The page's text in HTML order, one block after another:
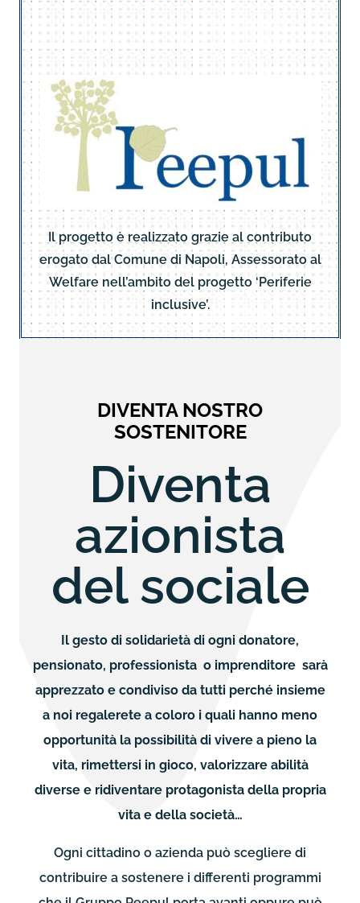
Il progetto è realizzato grazie al contributo
erogato dal Comune di Napoli, Assessorato al
Welfare nell’ambito del progetto ‘Periferie
inclusive’.
DIVENTA NOSTRO
SOSTENITORE
Diventa
azionista
del sociale
Il gesto di solidarietà di ogni donatore,
pensionato, professionista o imprenditore sarà
apprezzato e condiviso da tutti perché insieme
a noi regalerete a coloro i quali hanno meno
opportunità la possibilità di vivere a pieno la
vita, rimettersi in gioco, valorizzare abilità
diverse e ridiventare protagonista della propria
vita e della società…
Ogni cittadino o azienda può scegliere di
contribuire a sostenere i differenti programmi